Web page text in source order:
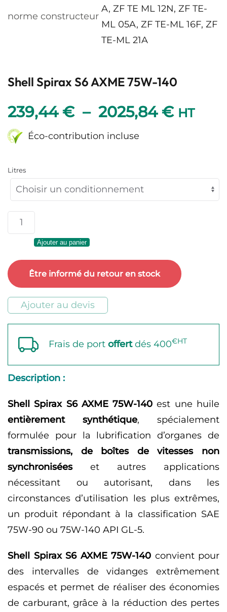
norme constructeur
A, ZF TE ML 12N, ZF TE-
ML 05A, ZF TE-ML 16F, ZF
TE-ML 21A
Shell Spirax S6 AXME 75W-140
239,44€ – 2025,84€Plage
à
HT
Éco-contribution incluse
Litres
quantité
de
Spirax
S6
AXME
75W-
Ajouter au panier
Être informé du retour en stock
Ajouter au devis
Frais de port offertdés 400€HT
Description :
Shell Spirax S6 AXME 75W-140 est une huile
entièrement synthétique, spécialement
formulée pour la lubrification d’organes de
transmissions, de boîtes de vitesses non
synchroniséeset autres applications
nécessitant ou autorisant, dans les
circonstances d’utilisation les plus extrêmes,
un produit répondant à la classification SAE
75W-90 ou 75W-140 API GL-5.
Shell Spirax S6 AXME 75W-140 convient pour
des intervalles de vidanges extrêmement
espacés et permet de réaliser des économies
de carburant, grâce à la réduction des pertes